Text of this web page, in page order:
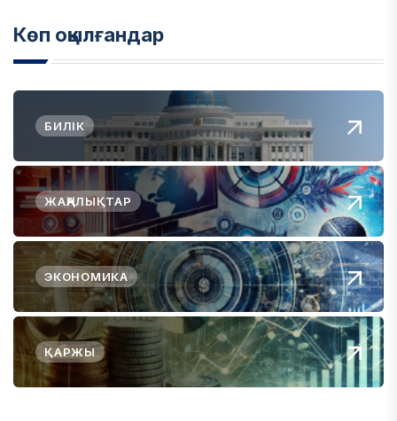
Көп оқылғандар
БИЛІК
ЖАҢАЛЫҚТАР
ЭКОНОМИКА
ҚАРЖЫ